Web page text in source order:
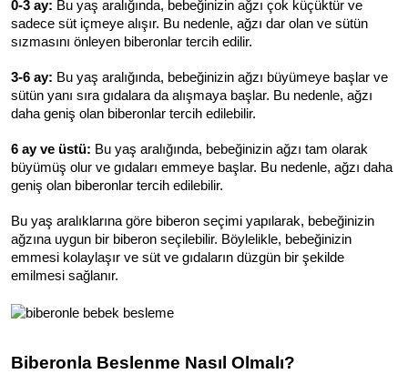
0-3 ay: Bu yaş aralığında, bebeğinizin ağzı çok küçüktür ve
sadece süt içmeye alışır. Bu nedenle, ağzı dar olan ve sütün
sızmasını önleyen biberonlar tercih edilir.
3-6 ay: Bu yaş aralığında, bebeğinizin ağzı büyümeye başlar ve
sütün yanı sıra gıdalara da alışmaya başlar. Bu nedenle, ağzı
daha geniş olan biberonlar tercih edilebilir.
6 ay ve üstü: Bu yaş aralığında, bebeğinizin ağzı tam olarak
büyümüş olur ve gıdaları emmeye başlar. Bu nedenle, ağzı daha
geniş olan biberonlar tercih edilebilir.
Bu yaş aralıklarına göre biberon seçimi yapılarak, bebeğinizin
ağzına uygun bir biberon seçilebilir. Böylelikle, bebeğinizin
emmesi kolaylaşır ve süt ve gıdaların düzgün bir şekilde
emilmesi sağlanır.
Biberonla Beslenme Nasıl Olmalı?